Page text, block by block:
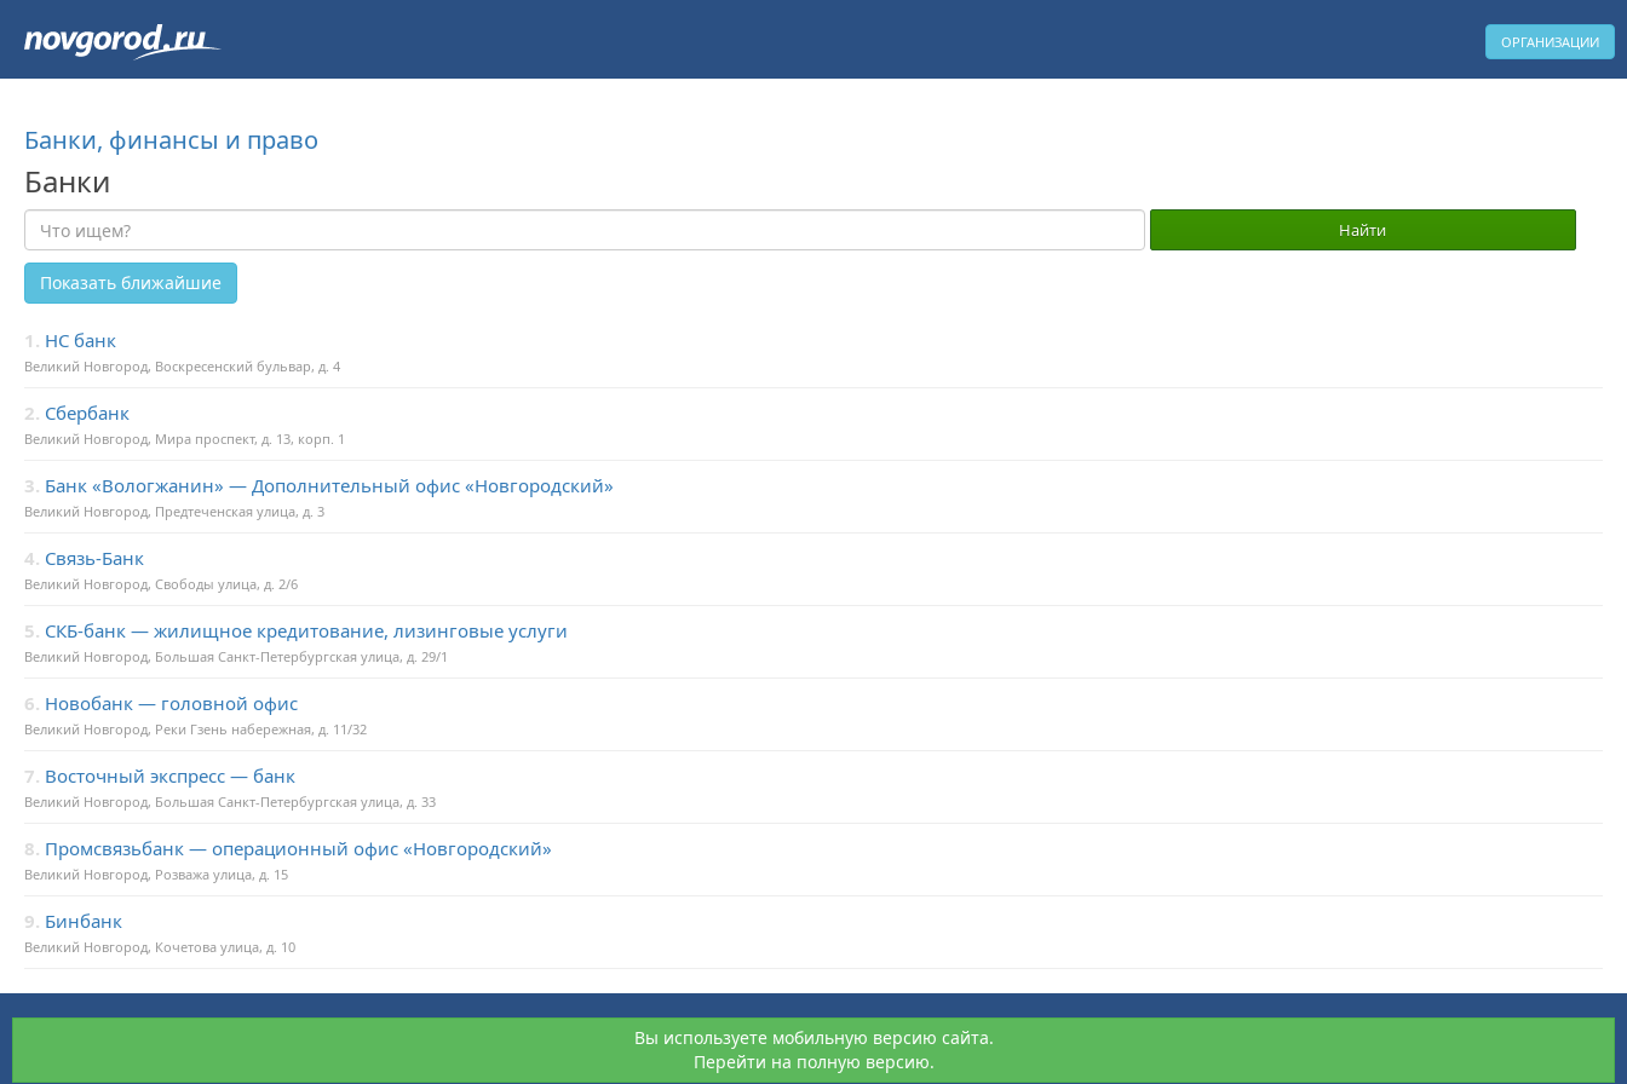
ОРГАНИЗАЦИИ
Банки, финансы и право
Банки
Показать ближайшие
1. НС банк
Великий Новгород, Воскресенский бульвар, д. 4
2. Сбербанк
Великий Новгород, Мира проспект, д. 13, корп. 1
3. Банк «Вологжанин» — Дополнительный офис «Новгородский»
Великий Новгород, Предтеченская улица, д. 3
4. Связь-Банк
Великий Новгород, Свободы улица, д. 2/6
5. СКБ-банк — жилищное кредитование, лизинговые услуги
Великий Новгород, Большая Санкт-Петербургская улица, д. 29/1
6. Новобанк — головной офис
Великий Новгород, Реки Гзень набережная, д. 11/32
7. Восточный экспресс — банк
Великий Новгород, Большая Санкт-Петербургская улица, д. 33
8. Промсвязьбанк — операционный офис «Новгородский»
Великий Новгород, Розважа улица, д. 15
9. Бинбанк
Великий Новгород, Кочетова улица, д. 10
Вы используете мобильную версию сайта.
Перейти на полную версию.